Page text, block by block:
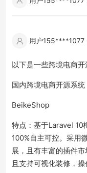
用户155****1077
以下是一些跨境电商
国内跨境电商开源系统
BeikeShop
特点：基于Laravel 10
100%自主可控。采用
展，且有丰富的插件
且支持可视化装修，操